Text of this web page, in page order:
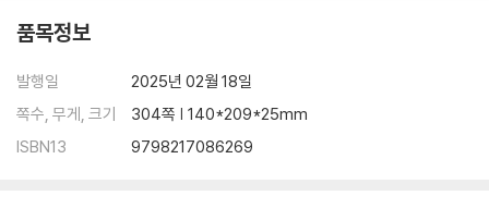
ance.
At once iconoclastic and rigorous, this book will also lift the ve
fering a passionate call for the West to wake up to our new re
ality.
품목정보
발행일
2025년 02월 18일
쪽수, 무게, 크기
304쪽 | 140*209*25mm
ISBN13
9798217086269